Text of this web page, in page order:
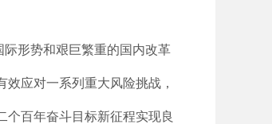
形势和艰巨繁重的国内改革
应对一系列重大风险挑战，
百年奋斗目标新征程实现良